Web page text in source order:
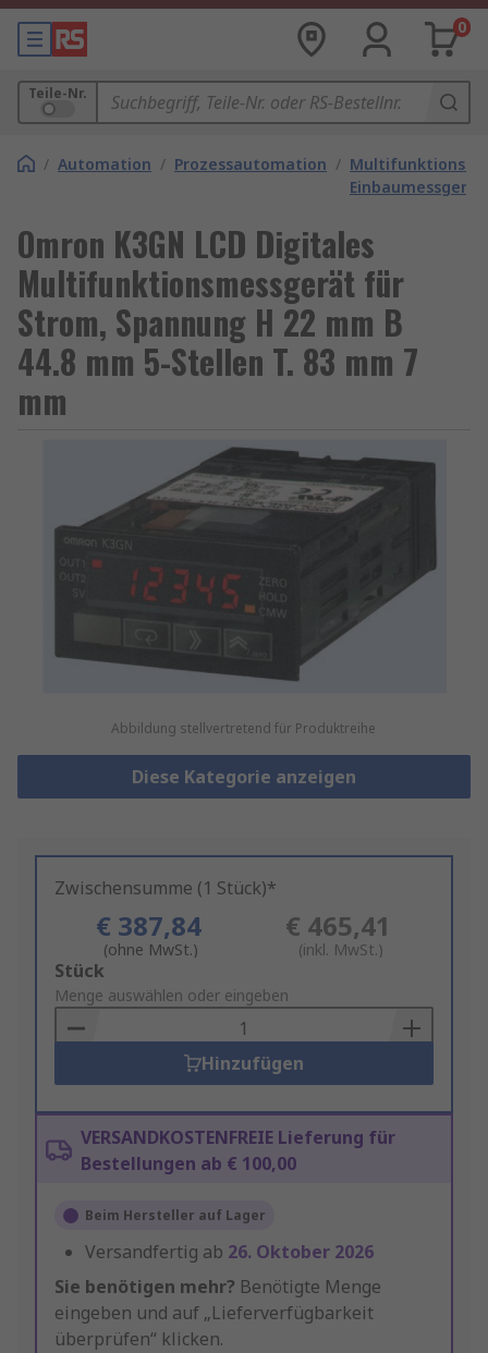
0
Teile-Nr.
/ Automation / Prozessautomation / Multifunktions-
Omron K3GN LCD Digitales
Multifunktionsmessgerät für
Strom, Spannung H 22 mm B
44.8 mm 5-Stellen T. 83 mm 7
mm
Abbildung stellvertretend für Produktreihe
Diese Kategorie anzeigen
Zwischensumme (1 Stück)*
€ 387,84
(ohne MwSt.)
€ 465,41
(inkl. MwSt.)
Add
to
Basket
Stück
Menge auswählen oder eingeben
Hinzufügen
VERSANDKOSTENFREIE Lieferung für
Bestellungen ab € 100,00
Beim Hersteller auf Lager
Versandfertig ab 26. Oktober 2026
Sie benötigen mehr? Benötigte Menge
eingeben und auf „Lieferverfügbarkeit
überprüfen“ klicken.